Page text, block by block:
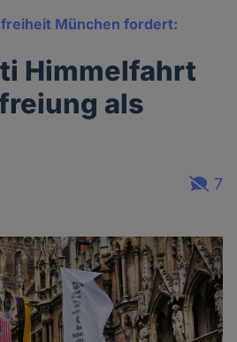
München fordert:
Himmelfahrt
als
7